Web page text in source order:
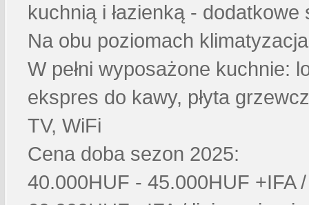
kuchnią i łazienką -
Na obu poziomach
W pełni wyposażone kuchnie:
ekspres do kawy, płyta
TV, WiFi
Cena doba sezon 2025:
40.000HUF - 45.000HUF +IFA